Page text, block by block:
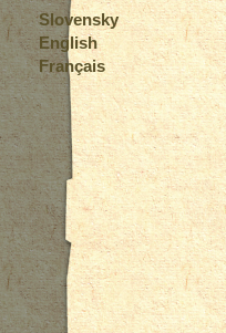
Slovensky
English
Français